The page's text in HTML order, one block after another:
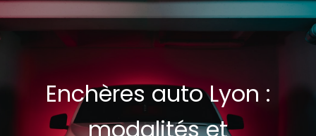
Enchères auto Lyon :
modalités et